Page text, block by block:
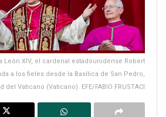
León XIV, el cardenal estadounidense Robert
a los fieles desde la Basílica de San Pedro,
del Vaticano (Vaticano). EFE/FABIO FRUSTACI